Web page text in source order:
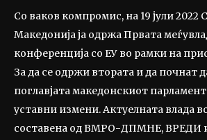
Со ваков компромис, на 19 јули 2022
Македонија ја одржа Првата
конференција со ЕУ во рамки на
За да се одржи втората и да почнат
поглавјата македонскиот парламент
уставни измени. Актуелната влада
составена од ВМРО-ДПМНЕ, ВРЕДИ